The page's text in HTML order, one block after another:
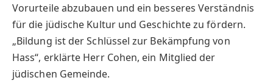
Vorurteile abzubauen und ein besseres Verständnis
für die jüdische Kultur und Geschichte zu fördern.
„Bildung ist der Schlüssel zur Bekämpfung von
Hass“, erklärte Herr Cohen, ein Mitglied der
jüdischen Gemeinde.